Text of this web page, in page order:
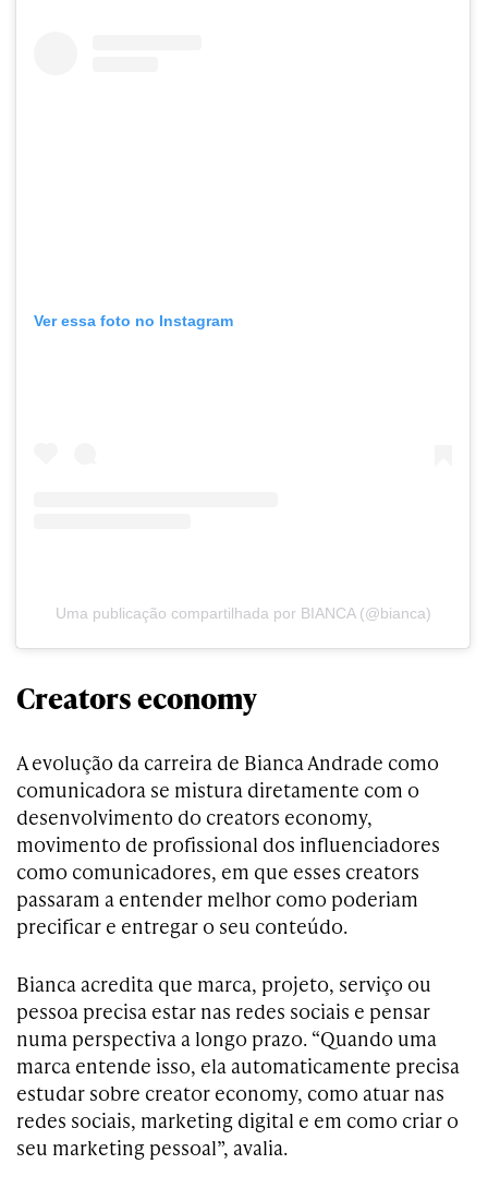
Ver essa foto no Instagram
Uma publicação compartilhada por BIANCA (@bianca)
Creators economy
A evolução da carreira de Bianca Andrade como
comunicadora se mistura diretamente com o
desenvolvimento do creators economy,
movimento de profissional dos influenciadores
como comunicadores, em que esses creators
passaram a entender melhor como poderiam
precificar e entregar o seu conteúdo.
Bianca acredita que marca, projeto, serviço ou
pessoa precisa estar nas redes sociais e pensar
numa perspectiva a longo prazo. “Quando uma
marca entende isso, ela automaticamente precisa
estudar sobre creator economy, como atuar nas
redes sociais, marketing digital e em como criar o
seu marketing pessoal”, avalia.